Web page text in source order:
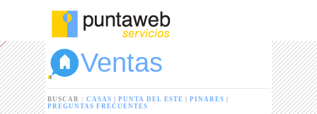
Ventas
BUSCAR :CASAS |PUNTA DEL ESTE |PINARES
PREGUNTAS FRECUENTES